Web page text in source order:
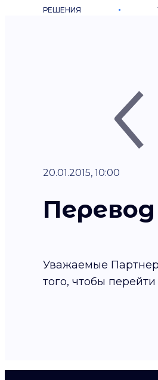
РЕШЕНИЯ
20.01.2015, 10:00
Уважаемые
того, чтобы